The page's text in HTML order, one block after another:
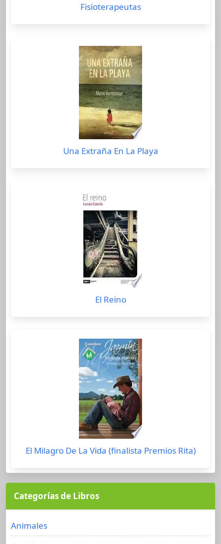
Fisioterapeutas
Una Extraña En La Playa
El Reino
El Milagro De La Vida (finalista Premios Rita)
Categorías de Libros
Animales